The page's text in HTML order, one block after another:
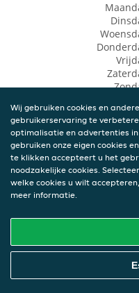
Wij gebruiken cookies en
gebruikerservaring te
optimalisatie en advertenties
gebruiken onze eigen cookies
te klikken accepteert u het
noodzakelijke cookies. Selecteer
welke cookies u wilt
meer informatie.